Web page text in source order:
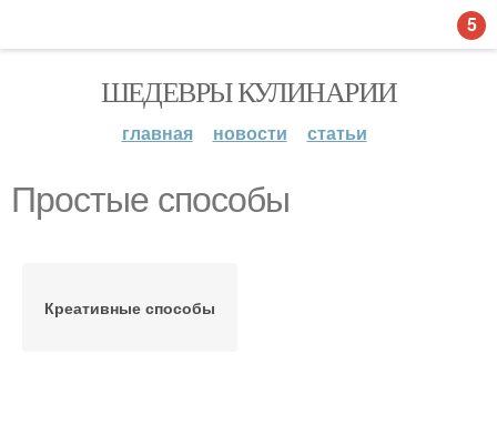
ШЕДЕВРЫ КУЛИНАРИИ
главная новости статьи
Простые способы
Креативные способы
5